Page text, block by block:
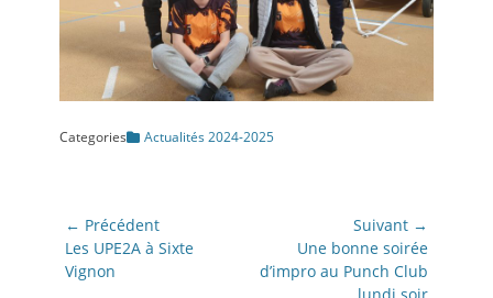
Categories Actualités 2024-2025
Navigation
de
l’article
← Précédent
Article
précédent:
Les UPE2A à Sixte
Vignon
Suivant →
suivant:
Une bonne soirée
d’impro au Punch Club